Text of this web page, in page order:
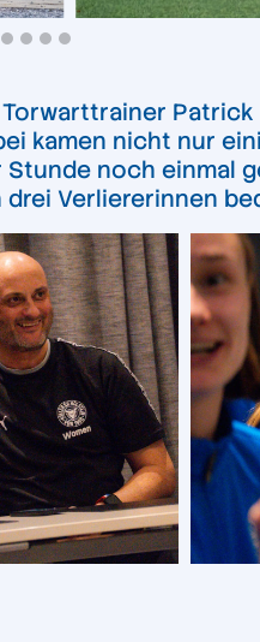
Patrick
kamen nicht nur
noch einmal
Verliererinnen